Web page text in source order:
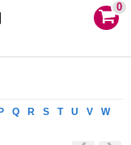
0
P Q R S T U V
W